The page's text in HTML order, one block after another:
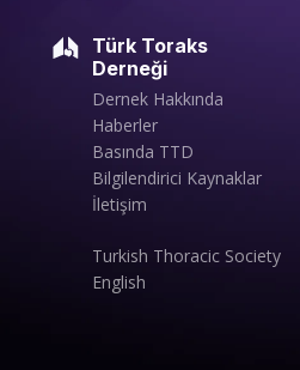
Türk Toraks
Derneği
Dernek Hakkında
Haberler
Basında TTD
Bilgilendirici Kaynaklar
İletişim
Turkish Thoracic Society
English